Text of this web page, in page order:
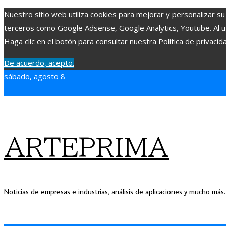
Nuestro sitio web utiliza cookies para mejorar y personalizar
terceros como Google Adsense, Google Analytics, Youtube.
Haga clic en el botón para consultar nuestra Política de
De acuerdo, acepto.
sábado, agosto 8
ARTEPRIMA
Noticias de empresas e industrias, análisis de aplicaciones y mucho más.